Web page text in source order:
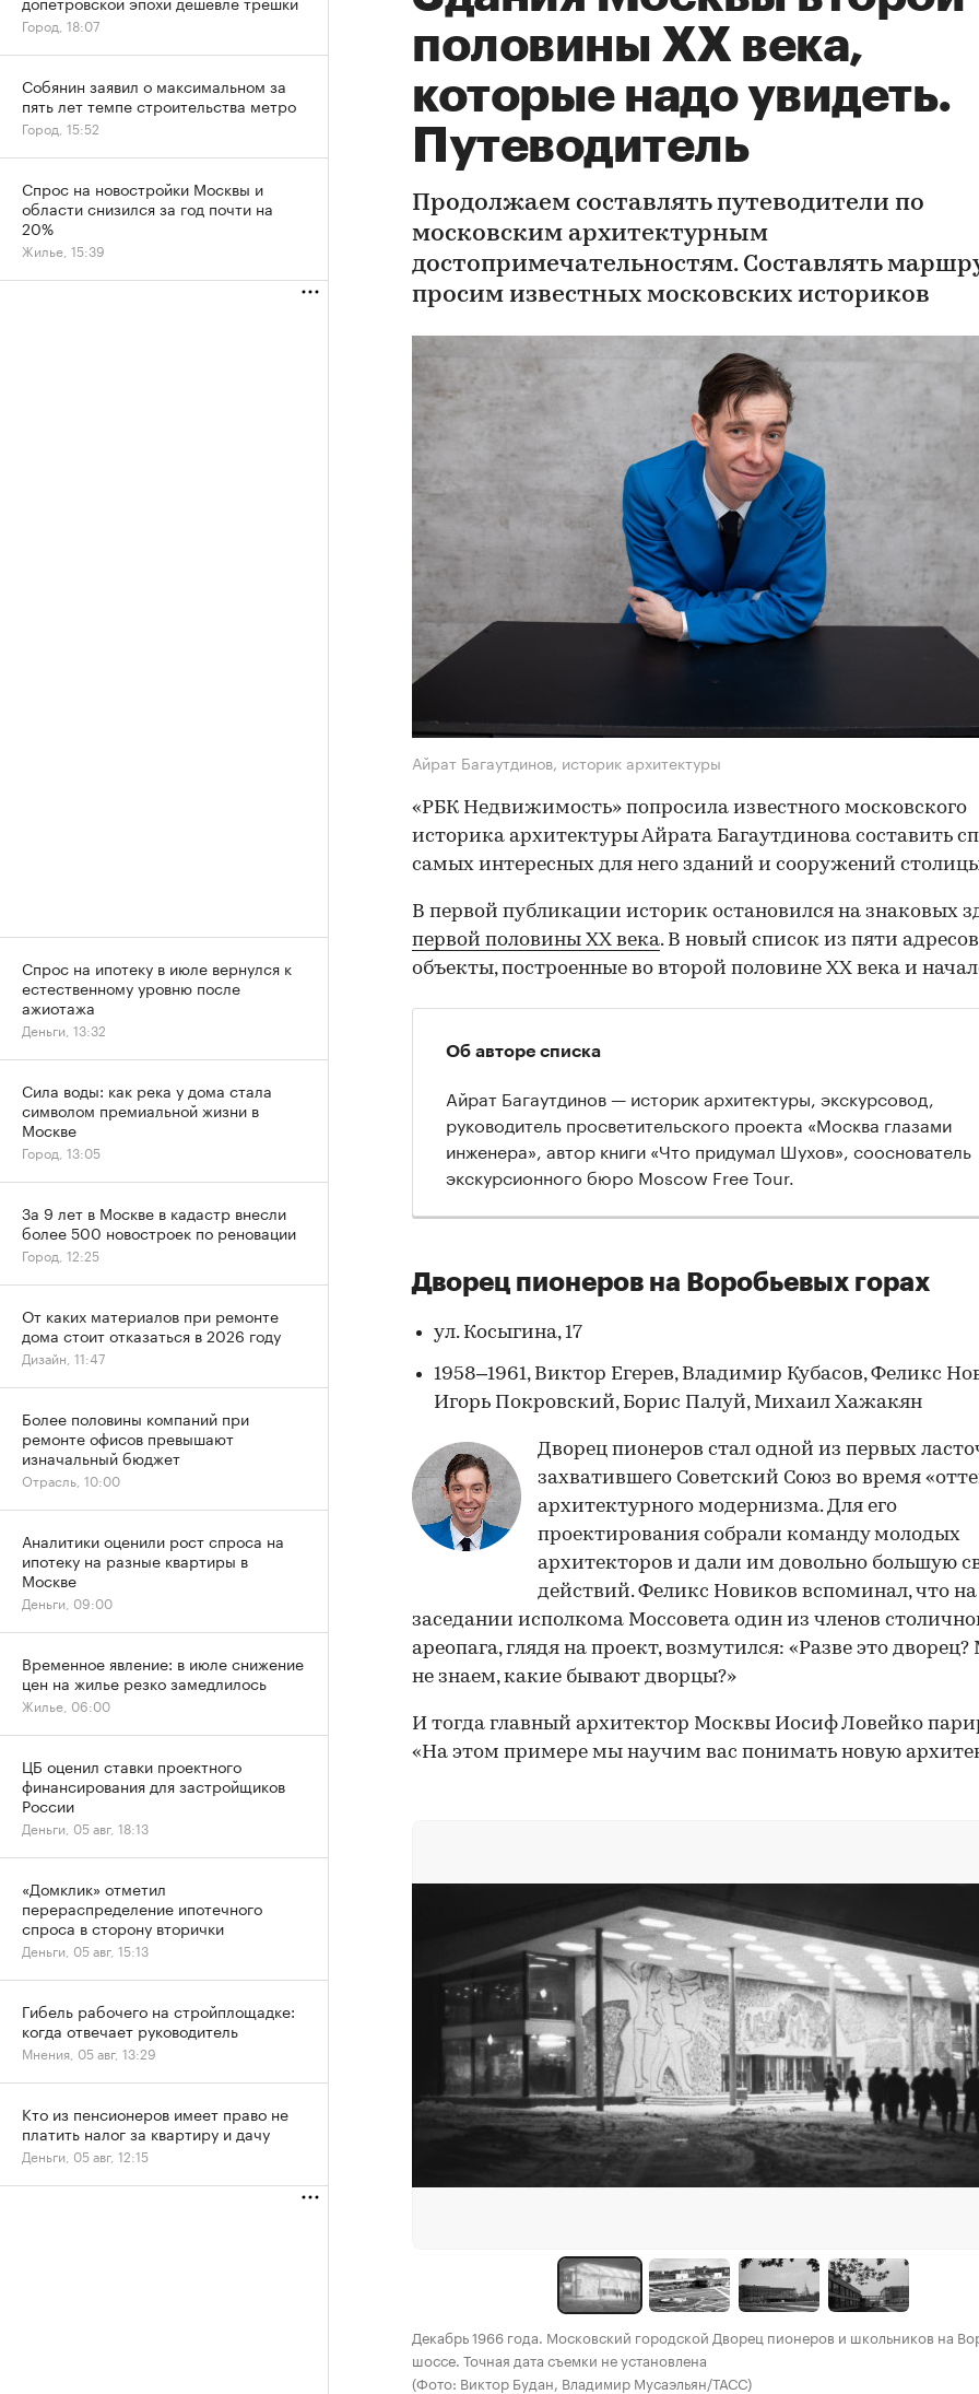
половины ХХ века,
которые надо увидеть.
Путеводитель
Продолжаем составлять путеводители по
московским архитектурным
достопримечательностям. Составлять
просим известных московских историков
Айрат Багаутдинов, историк архитектуры
«РБК Недвижимость» попросила известного московского
историка архитектуры Айрата Багаутдинова составить
самых интересных для него зданий и сооружений
В первой публикации историк остановился на знаковых
первой половины ХХ века. В новый список из пяти
объекты, построенные во второй половине XX века и
Об авторе списка
Айрат Багаутдинов — историк архитектуры, экскурсовод,
руководитель просветительского проекта «Москва глазами
инженера», автор книги «Что придумал Шухов», сооснователь
экскурсионного бюро Moscow Free Tour.
00:00 / 00:00
Дворец пионеров на Воробьевых горах
ул. Косыгина, 17
1958–1961, Виктор Егерев, Владимир Кубасов, Феликс
Игорь Покровский, Борис Палуй, Михаил Хажакян
Дворец пионеров стал одной из первых
захватившего Советский Союз во время
архитектурного модернизма. Для его
проектирования собрали команду молодых
архитекторов и дали им довольно большую
действий. Феликс Новиков вспоминал, что на
заседании исполкома Моссовета один из членов
ареопага, глядя на проект, возмутился: «Разве это
не знаем, какие бывают дворцы?»
И тогда главный архитектор Москвы Иосиф Ловейко
«На этом примере мы научим вас понимать новую
Декабрь 1966 года. Московский городской Дворец пионеров и школьников на
шоссе. Точная дата съемки не установлена
(Фото: Виктор Будан, Владимир Мусаэльян/ТАСС)
Город, 18:07
Собянин заявил о максимальном за
пять лет темпе строительства метро
Город, 15:52
Спрос на новостройки Москвы и
области снизился за год почти на
20%
Жилье, 15:39
Спрос на ипотеку в июле вернулся к
естественному уровню после
ажиотажа
Деньги, 13:32
Сила воды: как река у дома стала
символом премиальной жизни в
Москве
Город, 13:05
За 9 лет в Москве в кадастр внесли
более 500 новостроек по реновации
Город, 12:25
От каких материалов при ремонте
дома стоит отказаться в 2026 году
Дизайн, 11:47
Более половины компаний при
ремонте офисов превышают
изначальный бюджет
Отрасль, 10:00
Аналитики оценили рост спроса на
ипотеку на разные квартиры в
Москве
Деньги, 09:00
Временное явление: в июле снижение
цен на жилье резко замедлилось
Жилье, 06:00
ЦБ оценил ставки проектного
финансирования для застройщиков
России
Деньги, 05 авг, 18:13
«Домклик» отметил
перераспределение ипотечного
спроса в сторону вторички
Деньги, 05 авг, 15:13
Гибель рабочего на стройплощадке:
когда отвечает руководитель
Мнения, 05 авг, 13:29
Кто из пенсионеров имеет право не
платить налог за квартиру и дачу
Деньги, 05 авг, 12:15